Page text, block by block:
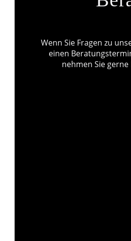
Wenn Sie Fragen zu
einen
nehmen Sie